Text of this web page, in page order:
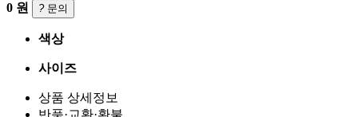
0 원 ? 문의
색상
사이즈
상품 상세정보